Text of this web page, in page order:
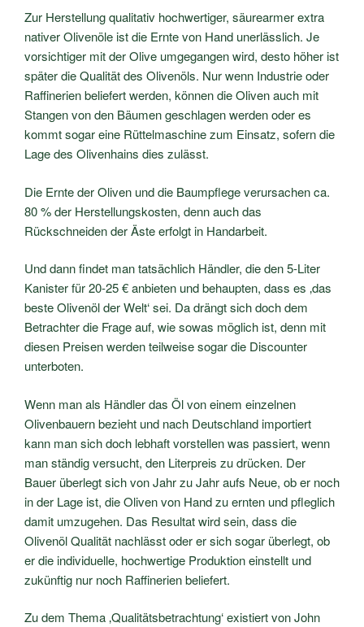
Zur Herstellung qualitativ hochwertiger, säurearmer extra
nativer Olivenöle ist die Ernte von Hand unerlässlich. Je
vorsichtiger mit der Olive umgegangen wird, desto höher ist
später die Qualität des Olivenöls. Nur wenn Industrie oder
Raffinerien beliefert werden, können die Oliven auch mit
Stangen von den Bäumen geschlagen werden oder es
kommt sogar eine Rüttelmaschine zum Einsatz, sofern die
Lage des Olivenhains dies zulässt.
Die Ernte der Oliven und die Baumpflege verursachen ca.
80 % der Herstellungskosten, denn auch das
Rückschneiden der Äste erfolgt in Handarbeit.
Und dann findet man tatsächlich Händler, die den 5-Liter
Kanister für 20-25 € anbieten und behaupten, dass es ‚das
beste Olivenöl der Welt‘ sei. Da drängt sich doch dem
Betrachter die Frage auf, wie sowas möglich ist, denn mit
diesen Preisen werden teilweise sogar die Discounter
unterboten.
Wenn man als Händler das Öl von einem einzelnen
Olivenbauern bezieht und nach Deutschland importiert
kann man sich doch lebhaft vorstellen was passiert, wenn
man ständig versucht, den Literpreis zu drücken. Der
Bauer überlegt sich von Jahr zu Jahr aufs Neue, ob er noch
in der Lage ist, die Oliven von Hand zu ernten und pfleglich
damit umzugehen. Das Resultat wird sein, dass die
Olivenöl Qualität nachlässt oder er sich sogar überlegt, ob
er die individuelle, hochwertige Produktion einstellt und
zukünftig nur noch Raffinerien beliefert.
Zu dem Thema ‚Qualitätsbetrachtung‘ existiert von John